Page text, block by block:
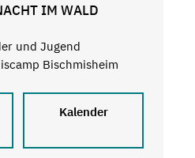
IM WALD
und Jugend
Bischmisheim
Kalender